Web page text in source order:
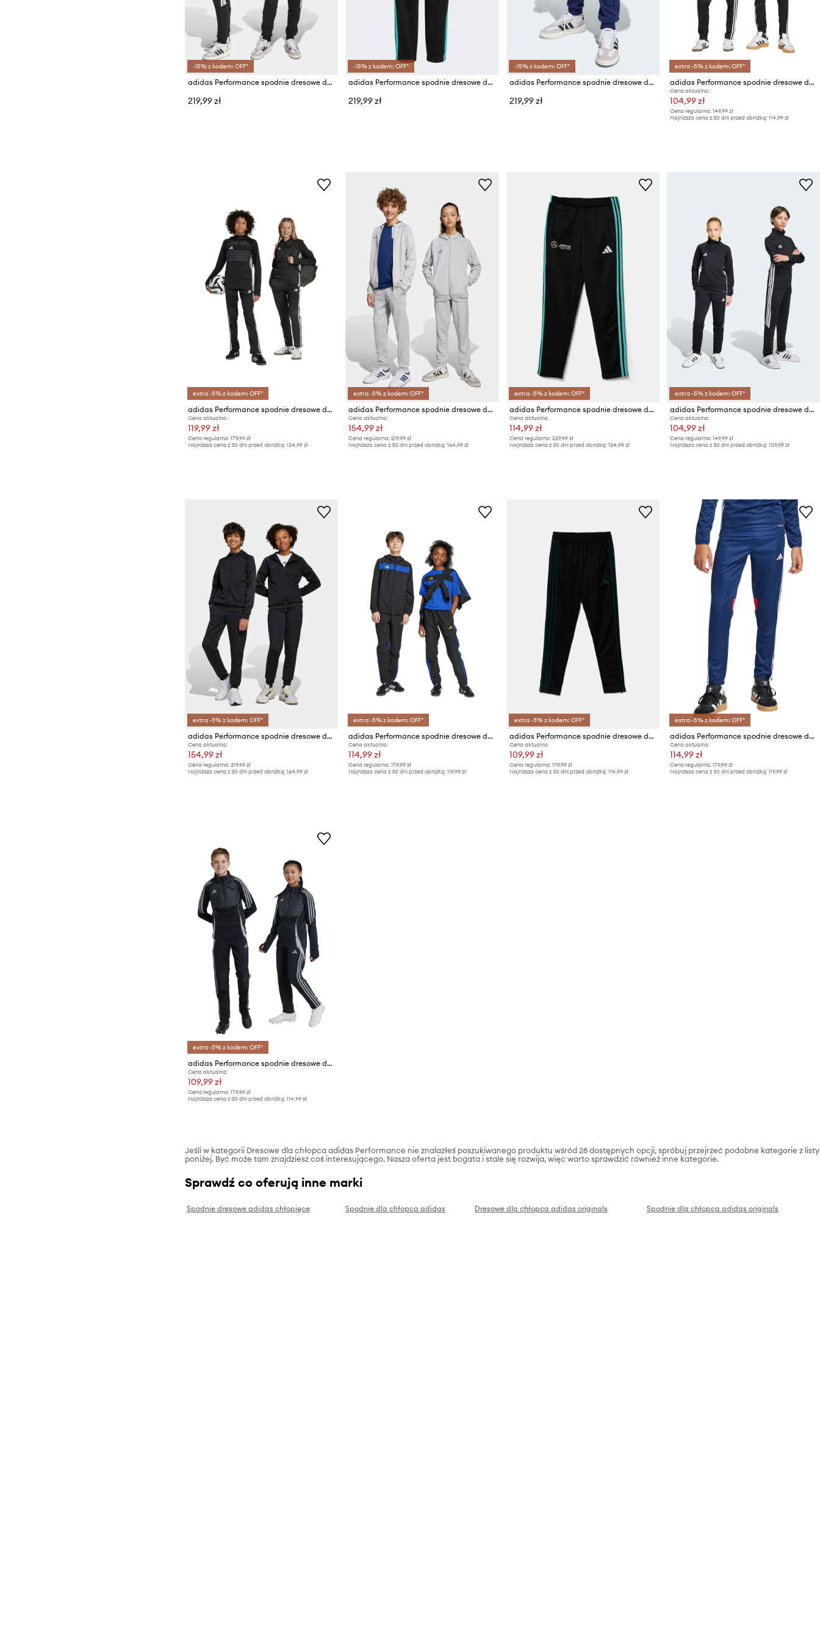
-15% z kodem: OFF*
adidas Performance spodnie dresowe dziecięce z bawełną
219,99 zł
-15% z kodem: OFF*
adidas Performance spodnie dresowe dziecięce MERCEDES
219,99 zł
-15% z kodem: OFF*
adidas Performance spodnie dresowe dziecięce
219,99 zł
extra -5% z kodem: OFF*
adidas Performance spodnie dresowe dziecięce
Cena aktualna:
104,99 zł
Cena regularna: 149,99 zł
Najniższa cena z 30 dni przed obniżką: 114,99 zł
extra -5% z kodem: OFF*
adidas Performance spodnie dresowe dziecięce
Cena aktualna:
119,99 zł
Cena regularna: 179,99 zł
Najniższa cena z 30 dni przed obniżką: 124,99 zł
extra -5% z kodem: OFF*
adidas Performance spodnie dresowe dziecięce
Cena aktualna:
154,99 zł
Cena regularna: 219,99 zł
Najniższa cena z 30 dni przed obniżką: 164,99 zł
extra -5% z kodem: OFF*
adidas Performance spodnie dresowe dziecięce MER DNA
Cena aktualna:
114,99 zł
Cena regularna: 229,99 zł
Najniższa cena z 30 dni przed obniżką: 124,99 zł
extra -5% z kodem: OFF*
adidas Performance spodnie dresowe dziecięce
Cena aktualna:
104,99 zł
Cena regularna: 149,99 zł
Najniższa cena z 30 dni przed obniżką: 109,99 zł
extra -5% z kodem: OFF*
adidas Performance spodnie dresowe dziecięce TIRO25
Cena aktualna:
154,99 zł
Cena regularna: 219,99 zł
Najniższa cena z 30 dni przed obniżką: 164,99 zł
extra -5% z kodem: OFF*
adidas Performance spodnie dresowe dziecięce
Cena aktualna:
114,99 zł
Cena regularna: 179,99 zł
Najniższa cena z 30 dni przed obniżką: 119,99 zł
extra -5% z kodem: OFF*
adidas Performance spodnie dresowe dziecięce
Cena aktualna:
109,99 zł
Cena regularna: 179,99 zł
Najniższa cena z 30 dni przed obniżką: 114,99 zł
extra -5% z kodem: OFF*
adidas Performance spodnie dresowe dziecięce
Cena aktualna:
114,99 zł
Cena regularna: 179,99 zł
Najniższa cena z 30 dni przed obniżką: 119,99 zł
extra -5% z kodem: OFF*
adidas Performance spodnie dresowe dziecięce
Cena aktualna:
109,99 zł
Cena regularna: 179,99 zł
Najniższa cena z 30 dni przed obniżką: 114,99 zł
Jeśli w kategorii Dresowe dla chłopca adidas Performance nie znalazłeś poszukiwanego produktu wśród 28 dostępnych opcji, spróbuj przejrzeć podobne kategorie z listy
poniżej. Być może tam znajdziesz coś interesującego. Nasza oferta jest bogata i stale się rozwija, więc warto sprawdzić również inne kategorie.
Sprawdź co oferują inne marki
Spodnie dresowe adidas chłopięce Spodnie dla chłopca adidas Dresowe dla chłopca adidas originals Spodnie dla chłopca adidas originals